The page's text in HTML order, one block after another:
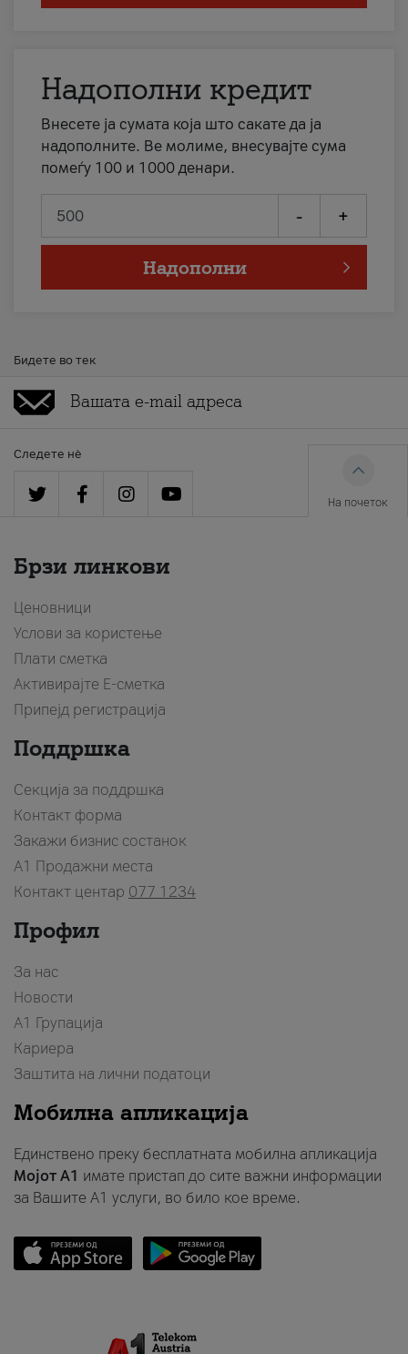
Надополни кредит
Внесете ја сумата која што сакате да ја
надополните. Ве молиме, внесувајте сума
помеѓу 100 и 1000 денари.
- +
Надополни
Бидете во тек
Следете нè
На почеток
Брзи линкови
Ценовници
Услови за користење
Плати сметка
Активирајте Е-сметка
Припејд регистрација
Поддршка
Секција за поддршка
Контакт форма
Закажи бизнис состанок
A1 Продажни места
Контакт центар 077 1234
Профил
За нас
Новости
А1 Групација
Кариера
Заштита на лични податоци
Мобилна апликација
Единствено преку бесплатната мобилна апликација
Мојот A1 имате пристап до сите важни информации
за Вашите A1 услуги, во било кое време.